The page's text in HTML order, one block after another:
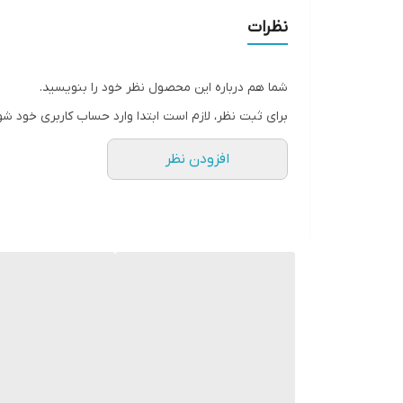
نظرات
شما هم درباره این محصول نظر خود را بنویسید.
برای ثبت نظر، لازم است ابتدا وارد حساب کاربری خود
افزودن نظر